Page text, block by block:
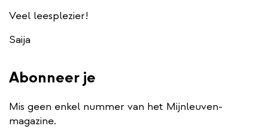
Veel leesplezier!
Saija
Abonneer je
Mis geen enkel nummer van het Mijnleuven-
magazine.